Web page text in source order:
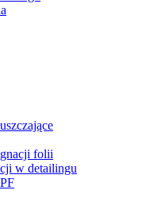
folii
w detailingu